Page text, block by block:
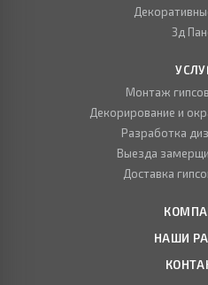
3д
Монтаж
Декорирование и
Разработка
Выезда
Доставка
НАШИ